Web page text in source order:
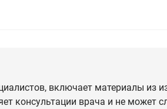
включает материалы из
консультации врача и не может